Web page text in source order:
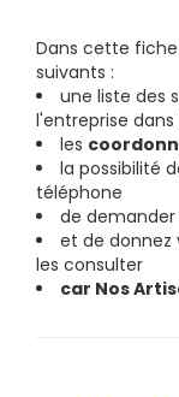
Dans cette
suivants :
une liste des
l'entreprise
les
la possibilité
téléphone
de demander
et de donnez
les consulter
car Nos